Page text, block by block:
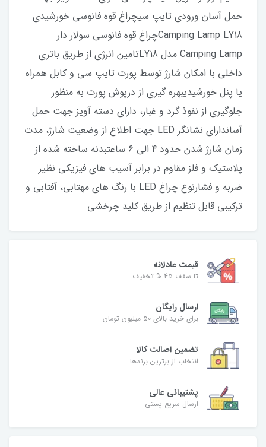
حمل آسان ورودی تایپ سیچراغ قوه فانوسی خورشیدی
Camping Lamp LY18چراغ قوه فانوسی سولار دار
Camping Lamp مدل LY18تامین انرژی از طریق باتری
داخلی با امکان شارژ توسط پورت تایپ سی و کابل همراه
یا پنل خورشیدیبهره گیری از درپوش پورت به منظور
جلوگیری از نفوذ گرد و غبار، دارای دسته آویز جهت حمل
آساندارای نشانگر LED جهت اطلاع از وضعیت شارژ، مدت
زمان شارژ شدن حدود 4 الی 6 ساعتبدنه ساخته شده از
پلاستیک و فلز مقاوم در برابر آسیب های فیزیکی نظیر
ضربه و فشارنوع چراغ LED با رنگ های مهتابی، آفتابی و
ترکیبی قابل تنظیم از طریق کلید چرخشی
قیمت عادلانه
تا سقف 45 % تخفیف
ارسال رایگان
برای خرید بالای 50 میلیون تومان
تضمین اصالت کالا
انتخاب از برترین برندها
پشتیبانی عالی
ارسال سریع پستی